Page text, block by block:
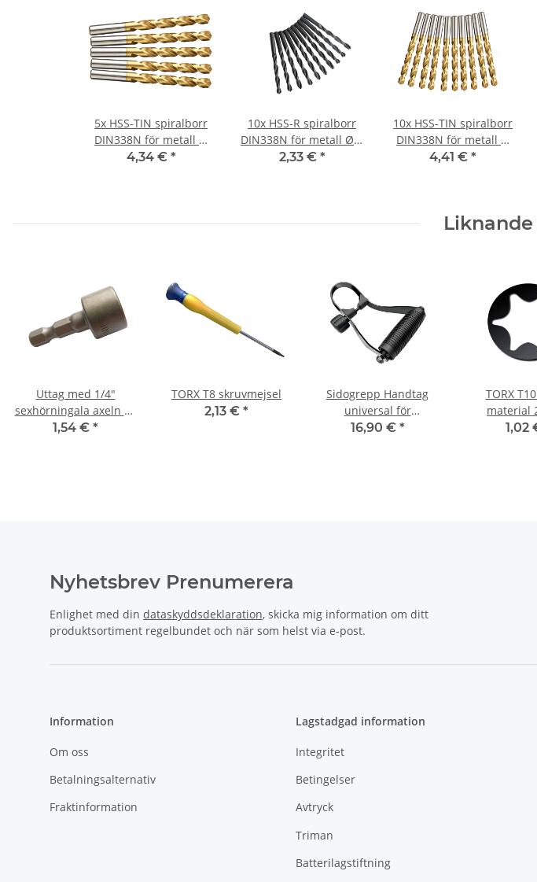
5x HSS-TIN spiralborr
DIN338N för metall Ø
10,2 mm
4,34 € *
10x HSS-R spiralborr
DIN338N för metall Ø 5
mm
2,33 € *
10x HSS-TIN spiralborr
DIN338N för metall Ø
6,4 mm
4,41 € *
Uttag med 1/4"
sexhörningala axeln 11
mm
1,54 € *
TORX T8 skruvmejsel
2,13 € *
Sidogrepp Handtag
universal för
rivningshammare |
16,90 € *
TORX
material
1,02
Nyhetsbrev Prenumerera
Enlighet med din dataskyddsdeklaration, skicka mig information om ditt
produktsortiment regelbundet och när som helst via e-post.
Information
Om oss
Betalningsalternativ
Fraktinformation
Lagstadgad information
Integritet
Betingelser
Avtryck
Triman
Batterilagstiftning